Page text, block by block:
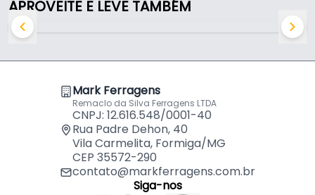
- Tamanho: 4''
APROVEITE E LEVE TAMBÉM
Mark Ferragens
Remaclo da Silva Ferragens LTDA
CNPJ: 12.616.548/0001-40
Rua Padre Dehon, 40
Vila Carmelita, Formiga/MG
CEP 35572-290
contato@markferragens.com.br
Siga-nos